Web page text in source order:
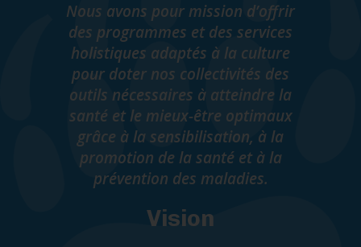
Nous avons pour mission d’offrir
des programmes et des services
holistiques adaptés à la culture
pour doter nos collectivités des
outils nécessaires à atteindre la
santé et le mieux-être optimaux
grâce à la sensibilisation, à la
promotion de la santé et à la
prévention des maladies.
Vision